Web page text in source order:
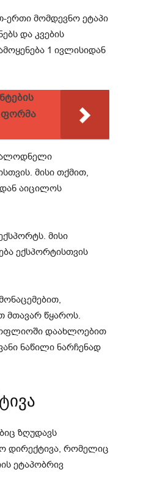
ერთი მომდევნო ეტაპი
და კვების
1 ივლისიდან
ფორმა
მისი თქმით,
აიცილოს
მისი
ექსპორტისთვის
მთავარ წყაროს.
დაახლოებით
ნაწილი ნარჩენად
ზღუდავს
დირექტივა, რომელიც
ეტაპობრივ